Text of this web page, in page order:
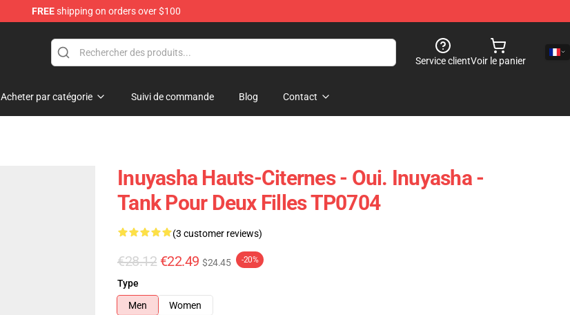
FREEshipping on orders over $100
Service clientVoir le panier
Acheter par catégorie Suivi de commande Blog Contact
Inuyasha Hauts-Citernes - Oui. Inuyasha -
Tank Pour Deux Filles TP0704
(3 customer reviews)
€28.12 €22.49 $24.45 -20%
Type
Men
Women